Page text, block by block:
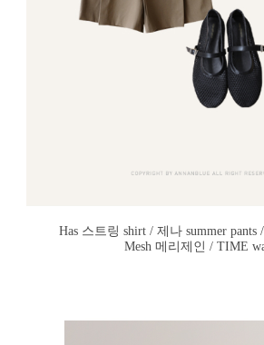
Has 스트링 shirt / 제나 summer pants
Mesh 메리제인 / TIME